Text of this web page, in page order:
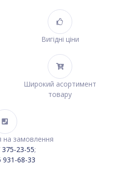
Вигідні ціни
Широкий асортимент
товару
на замовлення
23-55;
931-68-33